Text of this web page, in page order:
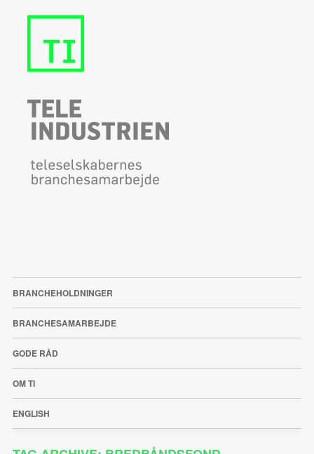
BRANCHEHOLDNINGER
BRANCHESAMARBEJDE
GODE RÅD
OM TI
ENGLISH